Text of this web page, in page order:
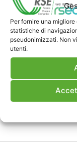
Per fornire una
statistiche di
pseudonimizzati. Non
utenti.Commenti